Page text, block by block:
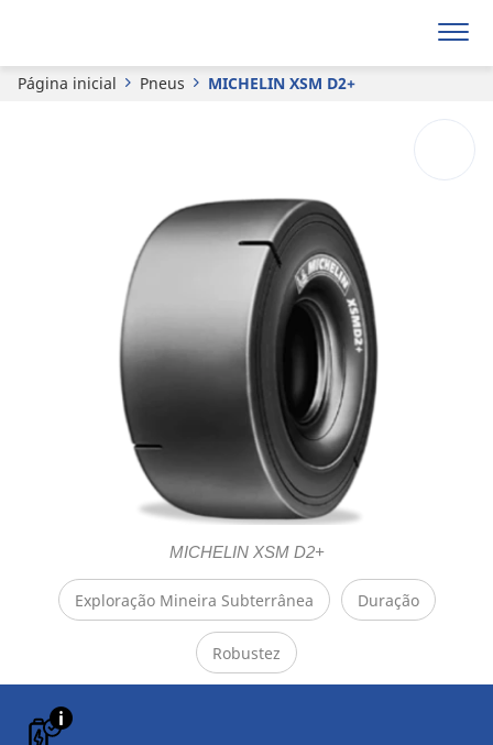
Página inicial Pneus MICHELIN XSM D2+
MICHELIN XSM D2+
Exploração Mineira Subterrânea Duração
Robustez